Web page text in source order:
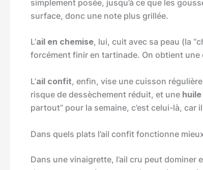
simplement posée, jusqu’à ce que les
surface, donc une note plus grillée.
L’ail en chemise, lui, cuit avec sa peau (la
forcément finir en tartinade. On obtient
L’ail confit, enfin, vise une cuisson
risque de dessèchement réduit, et une
partout” pour la semaine, c’est celui-là, car
Dans quels plats l’ail confit fonctionne
Dans une vinaigrette, l’ail cru peut